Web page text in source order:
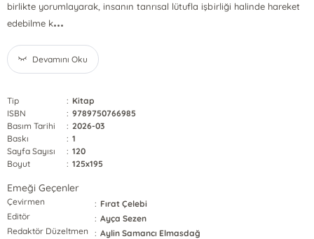
birlikte yorumlayarak, insanın tanrısal lütufla işbirliği halinde hareket
edebilme k...
Devamını Oku
Tip : Kitap
ISBN
: 9789750766985
Basım Tarihi
: 2026-03
Baskı
: 1
Sayfa Sayısı
: 120
Boyut
: 125x195
Emeği Geçenler
Çevirmen : Fırat Çelebi
Editör
: Ayça Sezen
Redaktör Düzeltmen
: Aylin Samancı Elmasdağ